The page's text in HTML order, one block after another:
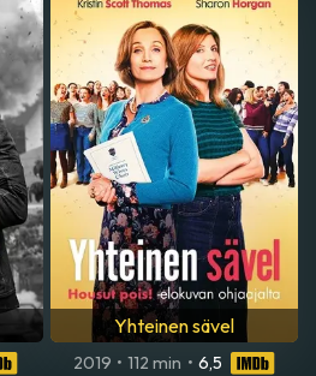
Yhteinen sävel
2019 • 112 min • 6,5